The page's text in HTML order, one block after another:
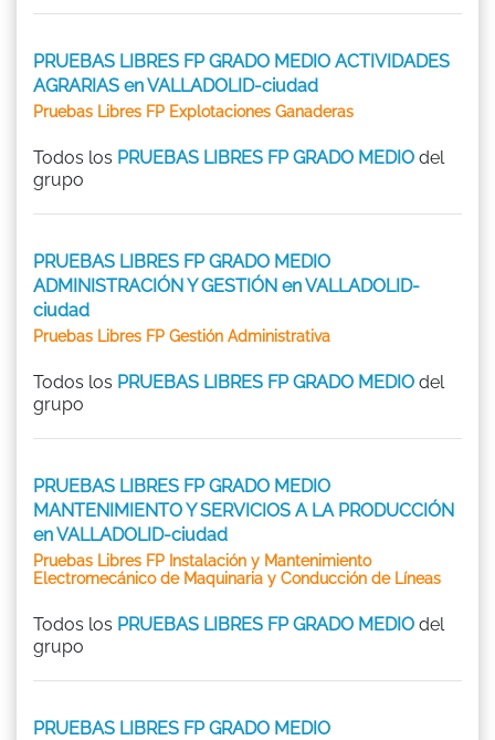
PRUEBAS LIBRES FP GRADO MEDIO ACTIVIDADES
AGRARIAS en VALLADOLID-ciudad
Pruebas Libres FP Explotaciones Ganaderas
Todos los PRUEBAS LIBRES FP GRADO MEDIO del
grupo
PRUEBAS LIBRES FP GRADO MEDIO
ADMINISTRACIÓN Y GESTIÓN en VALLADOLID-
ciudad
Pruebas Libres FP Gestión Administrativa
Todos los PRUEBAS LIBRES FP GRADO MEDIO del
grupo
PRUEBAS LIBRES FP GRADO MEDIO
MANTENIMIENTO Y SERVICIOS A LA PRODUCCIÓN
en VALLADOLID-ciudad
Pruebas Libres FP Instalación y Mantenimiento
Electromecánico de Maquinaria y Conducción de Líneas
Todos los PRUEBAS LIBRES FP GRADO MEDIO del
grupo
PRUEBAS LIBRES FP GRADO MEDIO